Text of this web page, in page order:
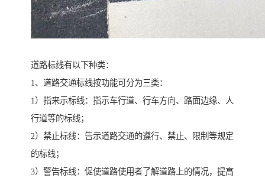
道路标线有以下种类：
1、道路交通标线按功能可分为三类：
1）指来示标线：指示车行道、行车方向、路面边缘、人
行道等的标线；
2）禁止标线：告示道路交通的遵行、禁止、限制等规定
的标线；
3）警告标线：促使道路使用者了解道路上的情况，提高